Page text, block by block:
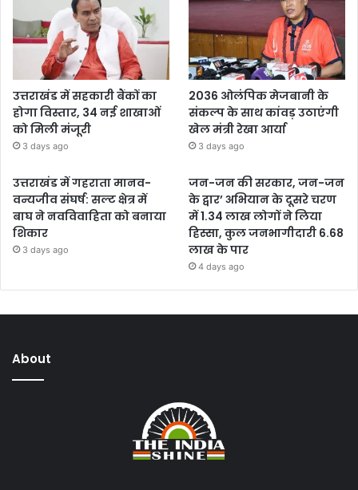
उत्तराखंड में सहकारी बैंकों का
होगा विस्तार, 34 नई शाखाओं
को मिली मंजूरी
3 days ago
2036 ओलंपिक मेजबानी के
संकल्प के साथ कांवड़ उठाएंगी
खेल मंत्री रेखा आर्या
3 days ago
उत्तराखंड में गहराता मानव-
वन्यजीव संघर्ष: सल्ट क्षेत्र में
बाघ ने नवविवाहिता को बनाया
शिकार
3 days ago
जन-जन की सरकार, जन-जन
के द्वार’ अभियान के दूसरे चरण
में 1.34 लाख लोगों ने लिया
हिस्सा, कुल जनभागीदारी 6.68
लाख के पार
4 days ago
About